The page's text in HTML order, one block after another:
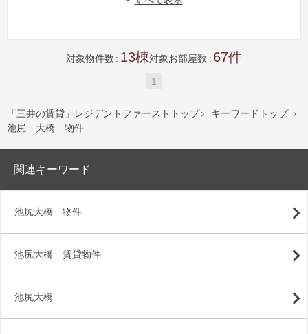
対象物件数 13 対象お部屋数 67
1
「三井の賃貸」レジデントファーストトップ  キーワードトップ 
池尻 大橋 物件
関連キーワード
池尻大橋 物件
池尻大橋 賃貸物件
池尻大橋